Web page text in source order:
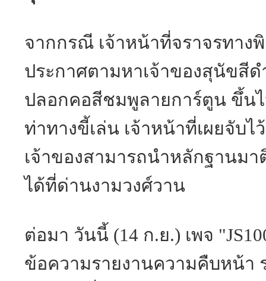
จากกรณี เจ้าหน้าที่จราจรทาง
ประกาศตามหาเจ้าของสุนัขสี
ปลอกคอสีชมพูลายการ์ตูน ขึ้น
ท่าทางขี้เล่น เจ้าหน้าที่เผยจับไ
เจ้าของสามารถนำหลักฐานม
ได้ที่ด่านงามวงศ์วาน
ต่อมา วันนี้ (14 ก.ย.) เพจ
ข้อความรายงานความคืบหน้า